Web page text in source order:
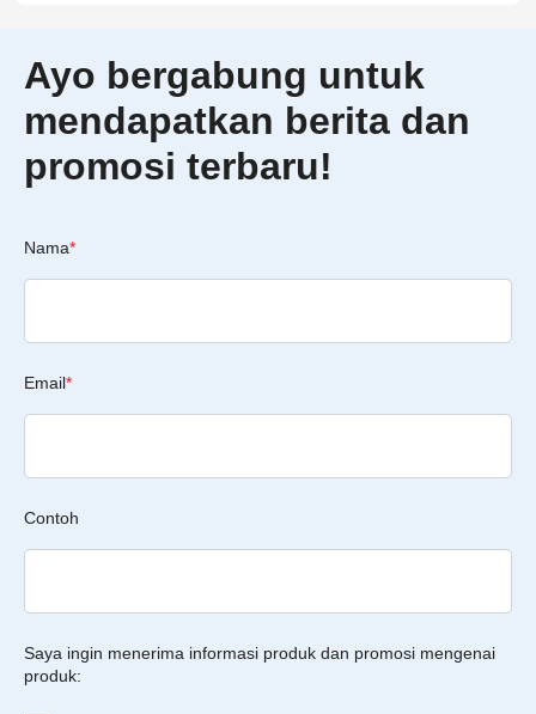
Ayo bergabung untuk
mendapatkan berita dan
promosi terbaru!
Nama*
Email*
Contoh
Saya ingin menerima informasi produk dan promosi mengenai
produk: